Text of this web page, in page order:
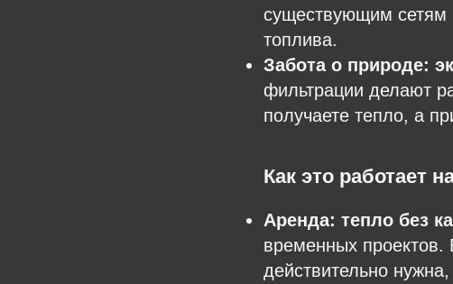
существующим сетям
топлива.
Забота о природе:
фильтрации делают
получаете тепло, а
Как это работает
Аренда: тепло без
временных проектов.
действительно